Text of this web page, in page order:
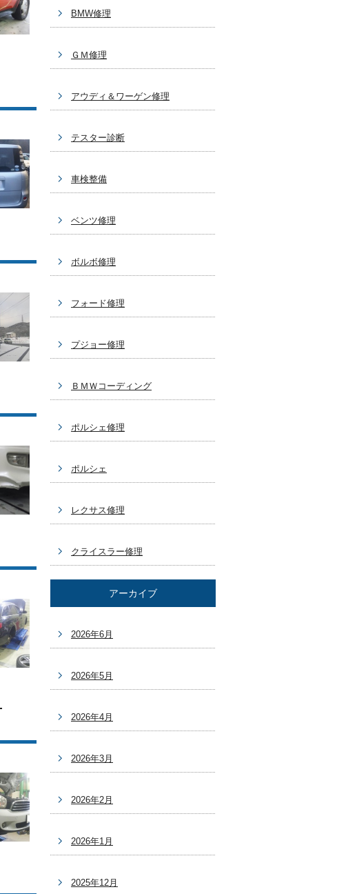
BMW修理
ＧＭ修理
アウディ＆ワーゲン修理
テスター診断
車検整備
ベンツ修理
ボルボ修理
フォード修理
プジョー修理
ＢＭＷコーディング
ポルシェ修理
ポルシェ
レクサス修理
クライスラー修理
アーカイブ
2026年6月
2026年5月
2026年4月
2026年3月
2026年2月
2026年1月
2025年12月